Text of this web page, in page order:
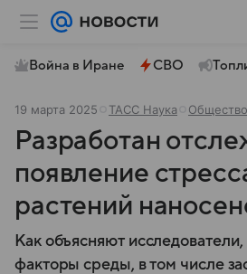
Война в Иране СВО
19 марта 2025 ТАСС Наука Общество
Разработан
появление
растений
Как объясняют
факторы среды, в том числе